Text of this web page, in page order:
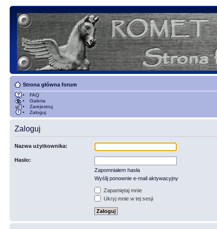
Strona główna forum
FAQ
Galeria
Zarejestruj
Zaloguj
Zaloguj
Nazwa użytkownika:
Hasło:
Zapomniałem hasła
Wyślij ponownie e-mail aktywacyjny
Zapamiętaj mnie
Ukryj mnie w tej sesji